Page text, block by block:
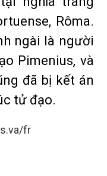
Rôma.
ngài là người
Pimenius, và
đã bị kết án
tử đạo.
fr